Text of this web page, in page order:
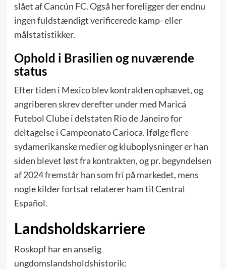
slået af Cancún FC. Også her foreligger der endnu
ingen fuldstændigt verificerede kamp- eller
målstatistikker.
Ophold i Brasilien og nuværende
status
Efter tiden i Mexico blev kontrakten ophævet, og
angriberen skrev derefter under med Maricá
Futebol Clube i delstaten Rio de Janeiro for
deltagelse i Campeonato Carioca. Ifølge flere
sydamerikanske medier og kluboplysninger er han
siden blevet løst fra kontrakten, og pr. begyndelsen
af 2024 fremstår han som fri på markedet, mens
nogle kilder fortsat relaterer ham til Central
Español.
Landsholdskarriere
Roskopf har en anselig
ungdomslandsholdshistorik: